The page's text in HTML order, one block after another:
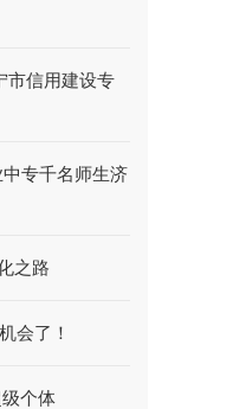
市信用建设专
专千名师生济
之路
会了！
个体